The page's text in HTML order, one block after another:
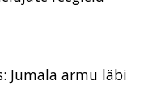
Jumala armu läbi